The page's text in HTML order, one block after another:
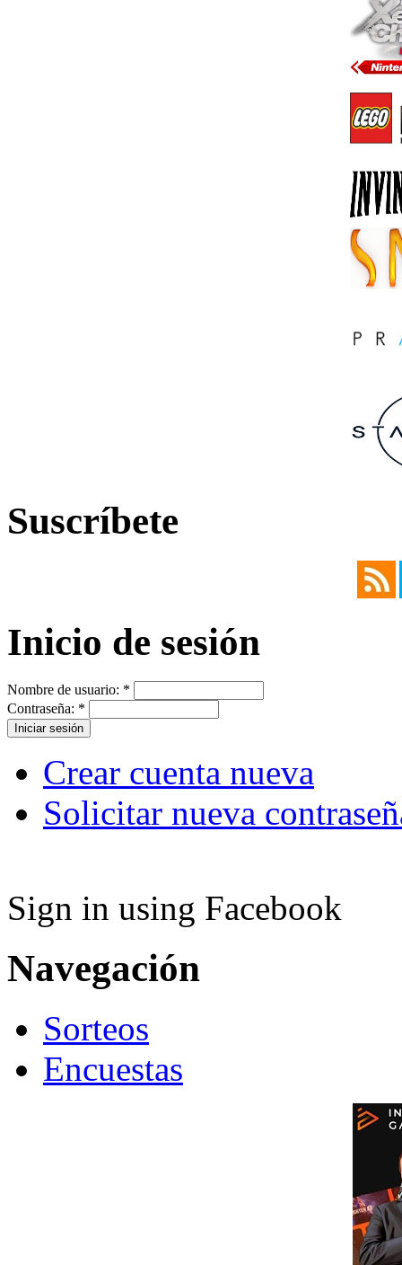
Suscríbete
Inicio de sesión
Nombre de usuario: *
Contraseña: *
Crear cuenta nueva
Solicitar nueva
Sign in using Facebook
Navegación
Sorteos
Encuestas